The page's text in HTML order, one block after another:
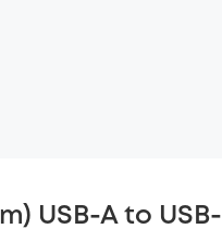
USB-A to